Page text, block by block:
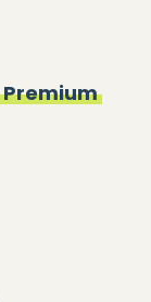
Premium